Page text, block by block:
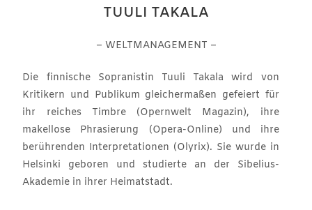
TUULI TAKALA
– WELTMANAGEMENT –
Die finnische Sopranistin Tuuli Takala wird von
Kritikern und Publikum gleichermaßen gefeiert für
ihr reiches Timbre (Opernwelt Magazin), ihre
makellose Phrasierung (Opera-Online) und ihre
berührenden Interpretationen (Olyrix). Sie wurde in
Helsinki geboren und studierte an der Sibelius-
Akademie in ihrer Heimatstadt.